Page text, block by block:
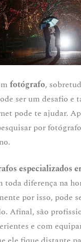
fotógrafo,
ser um desafio e
pode te ajudar.
por
especializados
toda diferença na
por isso, pode
Afinal, são
e com